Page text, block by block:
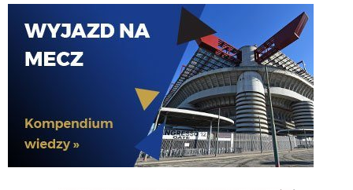
HB 07.08.2026 10:08
Celtic weźmie tego egipskiego Hassana
timon 07.08.2026 09:53
Te negocjacje z Romero to musial byc fejk. Ciekawe z kim teraz beda scieme
timon 07.08.2026 09:51
Zrobilismy 1,3 transferu czyli jednego goscia na bramke i 0,3 obroncy(bo
wiecej raczej dostepny nie bedzie)